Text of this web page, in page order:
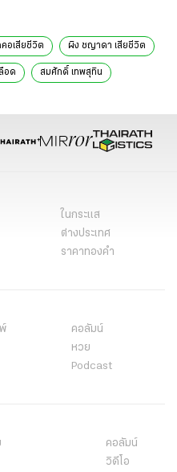
อเสียชีวิต ผิง ชญาดา เสียชีวิต
อด สมศักดิ์ เทพสุทิน
ในกระแส
ต่างประเทศ
ราคาทองคำ
คอลัมน์
หวย
Podcast
คอลัมน์
วิดีโอ